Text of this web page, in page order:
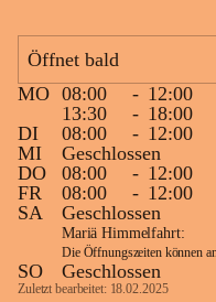
Öffnet bald
MO 08:00 - 12:00
13:30
- 18:00
DI
08:00 - 12:00
MI
Geschlossen
DO
08:00 - 12:00
FR
08:00 - 12:00
SA
Geschlossen
Mariä Himmelfahrt:
Die Öffnungszeiten können
SO Geschlossen
Zuletzt bearbeitet: 18.02.2025